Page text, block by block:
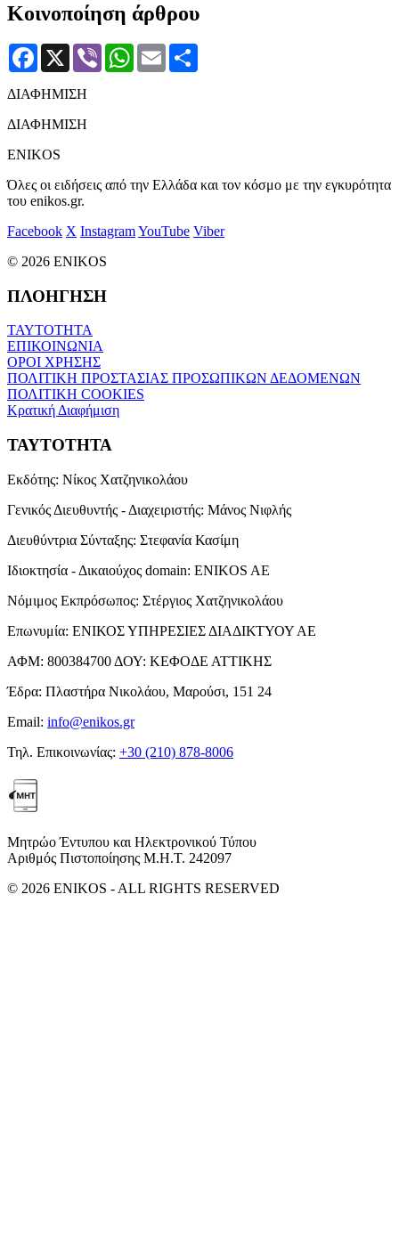
Κοινοποίηση άρθρου
Facebook
X Viber WhatsApp
Email
ΔΙΑΦΗΜΙΣΗ
ΔΙΑΦΗΜΙΣΗ
ENIKOS
Όλες οι ειδήσεις από την Ελλάδα και τον κόσμο με την εγκυρότητα
του enikos.gr.
Facebook X InstagramYouTube Viber
© 2026 ENIKOS
ΠΛΟΗΓΗΣΗ
ΤΑΥΤΟΤΗΤΑ
ΕΠΙΚΟΙΝΩΝΙΑ
ΟΡΟΙ ΧΡΗΣΗΣ
ΠΟΛΙΤΙΚΗ ΠΡΟΣΤΑΣΙΑΣ ΠΡΟΣΩΠΙΚΩΝ ΔΕΔΟΜΕΝΩΝ
ΠΟΛΙΤΙΚΗ COOKIES
Κρατική Διαφήμιση
ΤΑΥΤΟΤΗΤΑ
Εκδότης: Νίκος Χατζηνικολάου
Γενικός Διευθυντής - Διαχειριστής: Μάνος Νιφλής
Διευθύντρια Σύνταξης: Στεφανία Κασίμη
Ιδιοκτησία - Δικαιούχος domain: ENIKOS AE
Νόμιμος Εκπρόσωπος: Στέργιος Χατζηνικολάου
Επωνυμία: ΕΝΙΚΟΣ ΥΠΗΡΕΣΙΕΣ ΔΙΑΔΙΚΤΥΟΥ ΑΕ
ΑΦΜ: 800384700 ΔΟΥ: ΚΕΦΟΔΕ ΑΤΤΙΚΗΣ
Έδρα: Πλαστήρα Νικολάου, Μαρούσι, 151 24
Email: info@enikos.gr
Τηλ. Επικοινωνίας: +30 (210) 878-8006
Μητρώο Έντυπου και Ηλεκτρονικού Τύπου
Αριθμός Πιστοποίησης Μ.Η.Τ. 242097
© 2026 ENIKOS - ALL RIGHTS RESERVED